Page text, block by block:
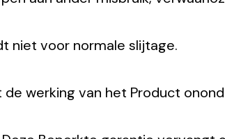
niet voor normale slijtage.
werking van het Product